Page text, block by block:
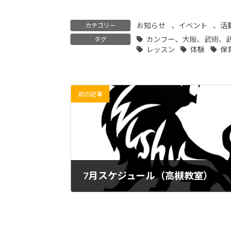
カテゴリー お知らせ 、 イベント 、活
タグ
カンフー、大阪、武術、
レッスン
体験 保
前の記事
7月スケジュール（高槻教室）